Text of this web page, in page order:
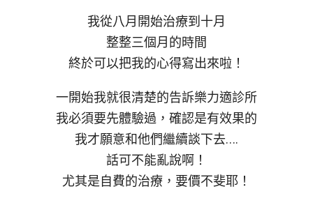
我從八月開始治療到十月
整整三個月的時間
終於可以把我的心得寫出來啦！
一開始我就很清楚的告訴樂力適診所
我必須要先體驗過，確認是有效果的
我才願意和他們繼續談下去….
話可不能亂說啊！
尤其是自費的治療，要價不斐耶！